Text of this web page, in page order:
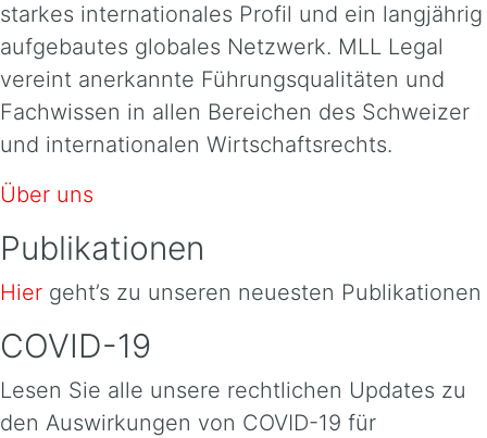
starkes internationales Profil und ein langjährig
aufgebautes globales Netzwerk. MLL Legal
vereint anerkannte Führungsqualitäten und
Fachwissen in allen Bereichen des Schweizer
und internationalen Wirtschaftsrechts.
Über uns
Publikationen
Hier geht’s zu unseren neuesten Publikationen
COVID-19
Lesen Sie alle unsere rechtlichen Updates zu
den Auswirkungen von COVID-19 für